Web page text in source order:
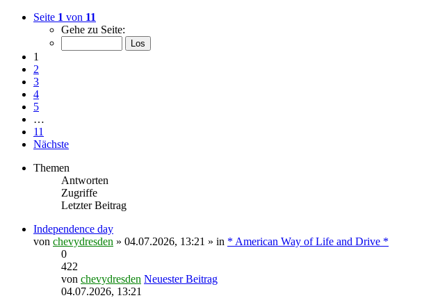
Seite 1 von 11
Gehe zu Seite:
1
2
3
4
5
…
11
Nächste
Themen
Antworten
Zugriffe
Letzter Beitrag
Independence day
von chevydresden » 04.07.2026, 13:21 » in * American Way of Life and Drive *
0
422
von chevydresden Neuester Beitrag
04.07.2026, 13:21